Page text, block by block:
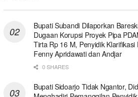
Bupati Subandi Dilaporkan
Dugaan Korupsi Proyek Pipa
Tirta Rp 16 M, Penyidik Klarifikasi
Fenny Apridawati dan Andjar
0 SHARES
Bupati Sidoarjo Tidak Ngantor,